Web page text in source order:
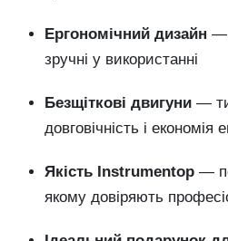
Ергономічний дизайн —
зручні у використанні
Безщіткові двигуни —
довговічність і економія
Якість Instrumentop —
якому довіряють